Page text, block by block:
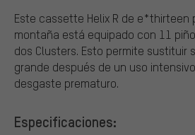
Este cassette Helix R de e*thirteen
montaña está equipado con 11
dos Clusters. Esto permite sustituir
grande después de un uso
desgaste prematuro.
Especificaciones: